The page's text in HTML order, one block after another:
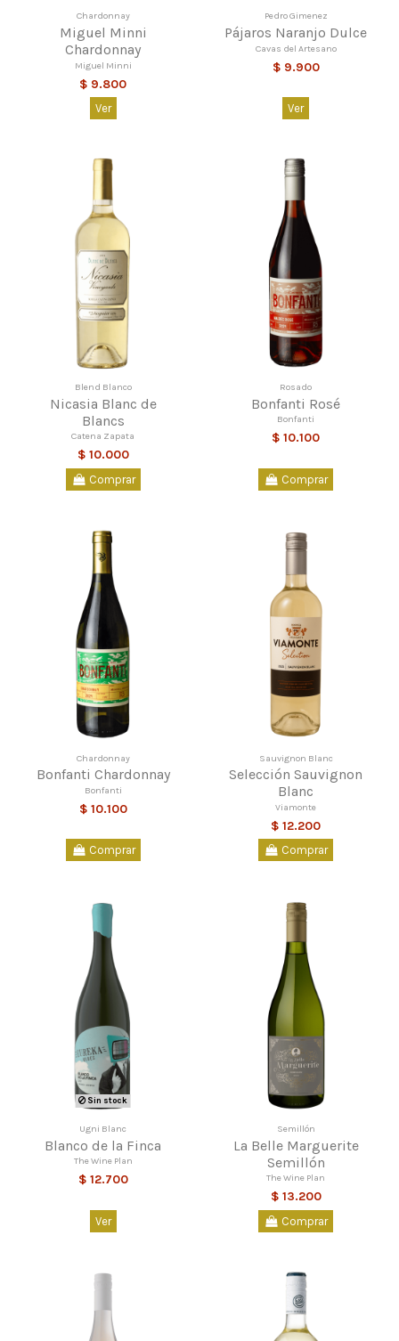
Chardonnay
Miguel Minni
Chardonnay
Miguel Minni
$ 9.800
Ver
Pedro Gimenez
Pájaros Naranjo Dulce
Cavas del Artesano
$ 9.900
Ver
Blend Blanco
Nicasia Blanc de
Blancs
Catena Zapata
$ 10.000
Comprar
Rosado
Bonfanti Rosé
Bonfanti
$ 10.100
Comprar
Chardonnay
Bonfanti Chardonnay
Bonfanti
$ 10.100
Comprar
Sauvignon Blanc
Selección Sauvignon
Blanc
Viamonte
$ 12.200
Comprar
Sin stock
Ugni Blanc
Blanco de la Finca
The Wine Plan
$ 12.700
Ver
Semillón
La Belle Marguerite
Semillón
The Wine Plan
$ 13.200
Comprar